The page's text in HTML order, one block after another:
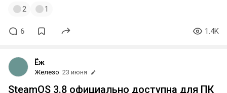
2 1
6 1.4K
Ёж
Железо 23 июня
SteamOS 3.8 официально доступна для ПК